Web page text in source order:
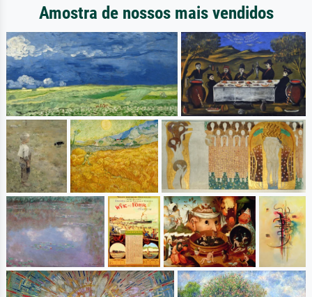
Amostra de nossos mais vendidos